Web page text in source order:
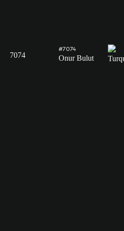
7074
#7074
Onur Bulut